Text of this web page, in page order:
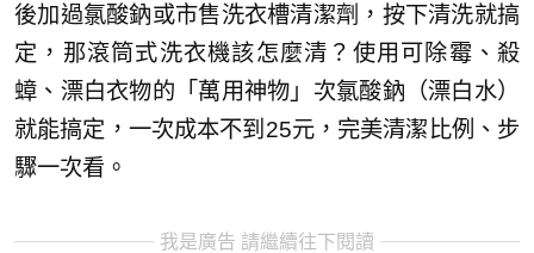
後加過氯酸鈉或市售洗衣槽清潔劑，按下清洗就搞
定，那滾筒式洗衣機該怎麼清？使用可除霉、殺
蟑、漂白衣物的「萬用神物」次氯酸鈉（漂白水）
就能搞定，一次成本不到25元，完美清潔比例、步
驟一次看。
我是廣告 請繼續往下閱讀